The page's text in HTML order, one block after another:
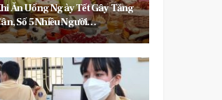
Video: Hậu Trường Diễn Xuất ‘thần Sầu’
Của Trang…